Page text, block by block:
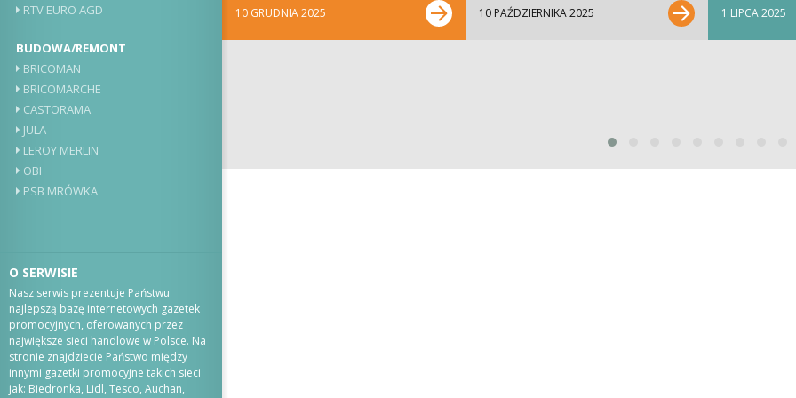
RTV EURO AGD
BUDOWA/REMONT
BRICOMAN
BRICOMARCHE
CASTORAMA
JULA
LEROY MERLIN
OBI
PSB MRÓWKA
O SERWISIE
Nasz serwis prezentuje Państwu
najlepszą bazę internetowych gazetek
promocyjnych, oferowanych przez
największe sieci handlowe w Polsce. Na
stronie znajdziecie Państwo między
innymi gazetki promocyjne takich sieci
jak: Biedronka, Lidl, Tesco, Auchan,
10 GRUDNIA 2025 10 PAŹDZIERNIKA 2025 1 LIPCA 2025